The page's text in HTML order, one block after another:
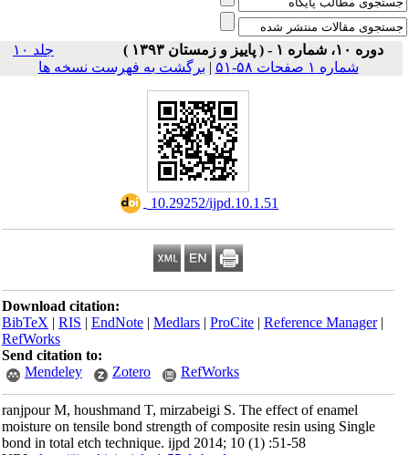
دوره ۱۰، شماره ۱ - ( پاییز و زمستان ۱۳۹۳ )
جلد ۱۰
شماره ۱ صفحات ۵۸-۵۱
|برگشت به فهرست نسخه ها
‎ 10.29252/ijpd.10.1.51
Download citation:
BibTeX|RIS|EndNote|Medlars|ProCite|Reference Manager
RefWorks
Send citation to:
Mendeley
Zotero RefWorks
ranjpour M, houshmand T, mirzabeigi S. The effect of enamel
moisture on tensile bond strength of composite resin using Single
bond in total etch technique. ijpd 2014; 10 (1) :51-58